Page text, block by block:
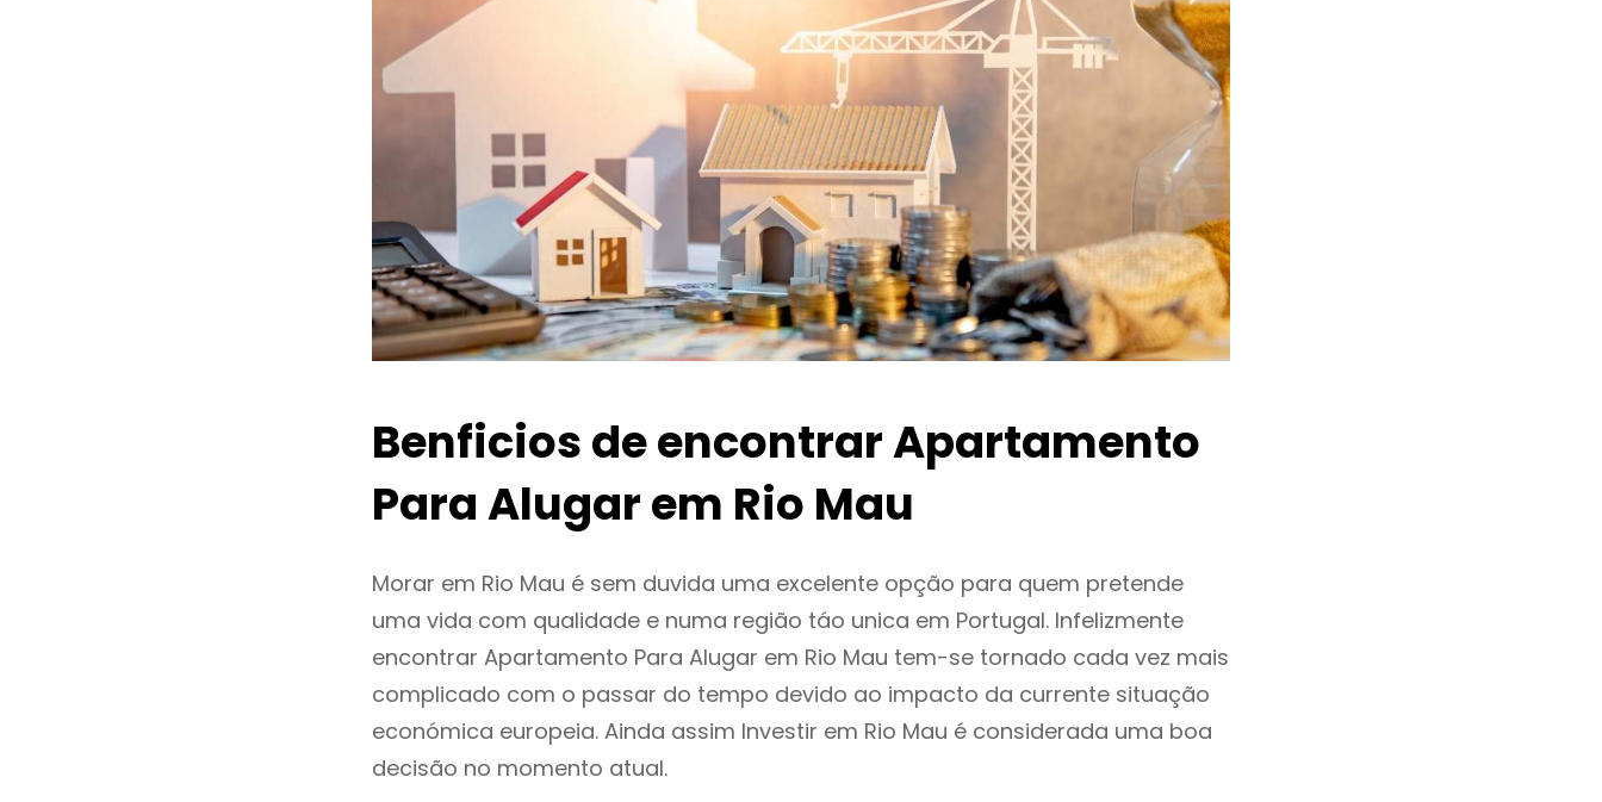
Benficios de encontrar Apartamento
Para Alugar em Rio Mau
Morar em Rio Mau é sem duvida uma excelente opção para quem pretende
uma vida com qualidade e numa região táo unica em Portugal. Infelizmente
encontrar Apartamento Para Alugar em Rio Mau tem-se tornado cada vez mais
complicado com o passar do tempo devido ao impacto da currente situação
económica europeia. Ainda assim Investir em Rio Mau é considerada uma boa
decisão no momento atual.